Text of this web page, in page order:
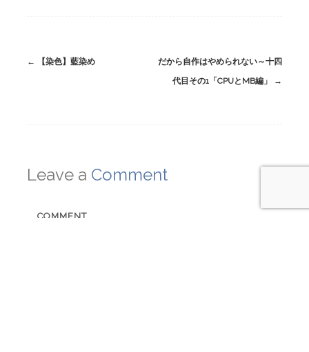
Post
← 【染色】藍染め
だから自作はやめられない～十四
代目その1「CPUとMB編」
→
Leave a Comment
COMMENT